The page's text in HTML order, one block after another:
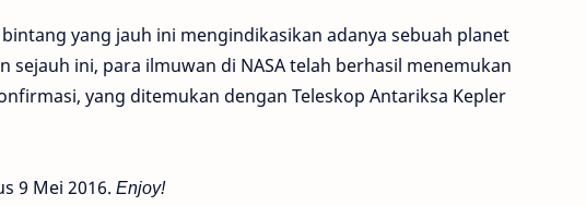
yang jauh ini mengindikasikan adanya sebuah planet
ini, para ilmuwan di NASA telah berhasil menemukan
yang ditemukan dengan Teleskop Antariksa Kepler
9 Mei 2016. Enjoy!